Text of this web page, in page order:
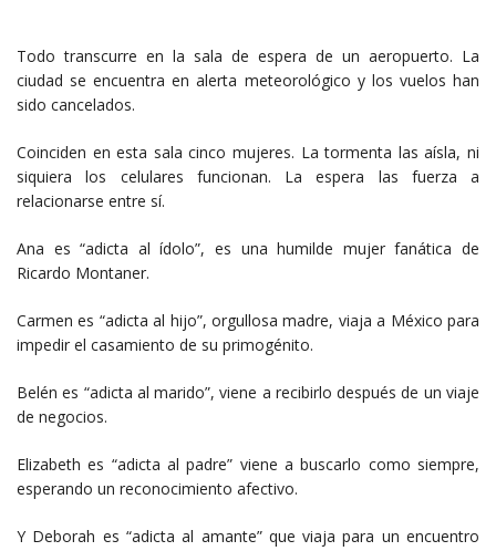
Todo transcurre en la sala de espera de un aeropuerto. La
ciudad se encuentra en alerta meteorológico y los vuelos han
sido cancelados.
Coinciden en esta sala cinco mujeres. La tormenta las aísla, ni
siquiera los celulares funcionan. La espera las fuerza a
relacionarse entre sí.
Ana es “adicta al ídolo”, es una humilde mujer fanática de
Ricardo Montaner.
Carmen es “adicta al hijo”, orgullosa madre, viaja a México para
impedir el casamiento de su primogénito.
Belén es “adicta al marido”, viene a recibirlo después de un viaje
de negocios.
Elizabeth es “adicta al padre” viene a buscarlo como siempre,
esperando un reconocimiento afectivo.
Y Deborah es “adicta al amante” que viaja para un encuentro